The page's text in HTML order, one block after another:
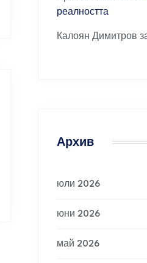
реалността
Калоян Димитров
Архив
юли 2026
юни 2026
май 2026